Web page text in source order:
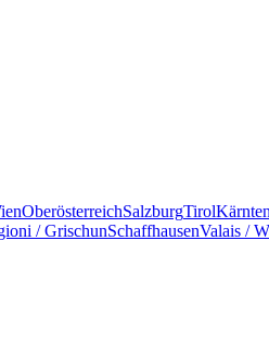
OberösterreichSalzburgTirolKärnten
/ GrischunSchaffhausenValais /